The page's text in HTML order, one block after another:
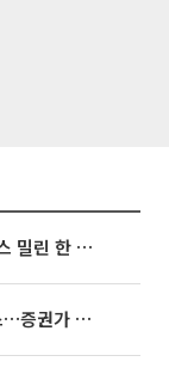
[베스트&워스트] 삼성전자·SK하이닉스 밀린 한 주…상상인증권은 85% 급등
'불안과 기대 사이' 널뛰는 SK하이닉스…증권가 "HBM4·LTA 기반 펀터멘털 견고"